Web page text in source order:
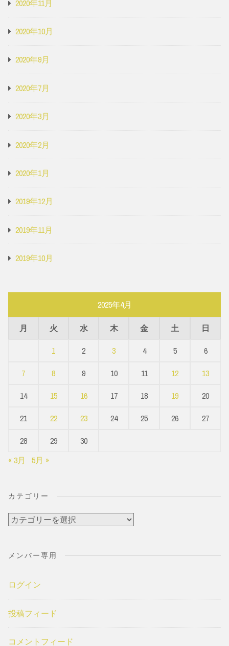
2020年11月
2020年10月
2020年9月
2020年7月
2020年3月
2020年2月
2020年1月
2019年12月
2019年11月
2019年10月
2025年4月
月 火 水 木 金 土
日
1
2 3 4 5
6
7
8 9 10 11 12
13
14
15 16 17 18 19
20
21
22 23 24 25 26
27
28
29
30
« 3月
5月 »
カテゴリー
カ
ゴ
ー
メンバー専用
ログイン
投稿フィード
コメントフィード